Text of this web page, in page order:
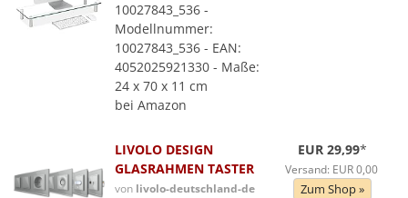
10027843_536 -
Modellnummer:
10027843_536 - EAN:
4052025921330 - Maße:
24 x 70 x 11 cm
bei Amazon
LIVOLO DESIGN
GLASRAHMEN TASTER
von livolo-deutschland-de
EUR 29,99*
Versand: EUR 0,00
Zum Shop »